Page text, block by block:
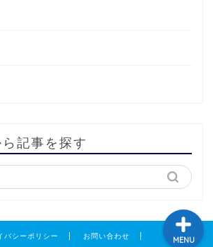
記事を探す
バシーポリシー お問い合わせ MENU